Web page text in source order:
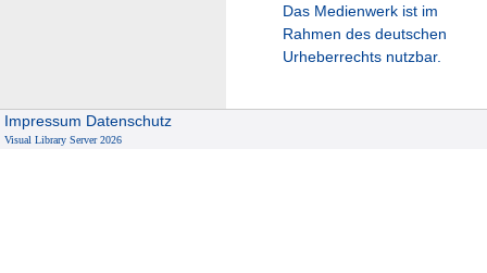
Das Medienwerk ist im
Rahmen des deutschen
Urheberrechts nutzbar.
Impressum Datenschutz
Visual Library Server 2026